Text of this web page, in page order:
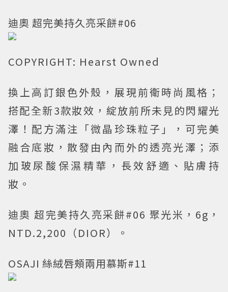
迪奧 超完美持久亮采餅#06
COPYRIGHT: Hearst Owned
換上高訂銀色外殼，展現前衛時尚風格；
搭配全新3款妝效，綻放前所未見的閃耀光
澤！配方滿注「微晶珍珠粒子」，可完美
融合底妝，散發由內而外的透亮光澤；添
加玻尿酸保濕精華，長效舒適、貼膚持
妝。
迪奧 超完美持久亮采餅#06 聚光米，6g，
NTD.2,200（DIOR）。
OSAJI 絲絨唇頰兩用慕斯#11